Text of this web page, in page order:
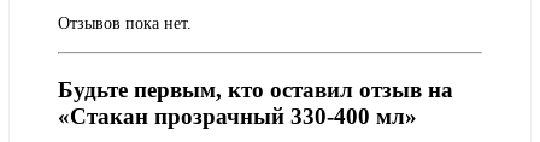
Отзывов пока нет.
Будьте первым, кто оставил отзыв на
«Стакан прозрачный 330-400 мл»